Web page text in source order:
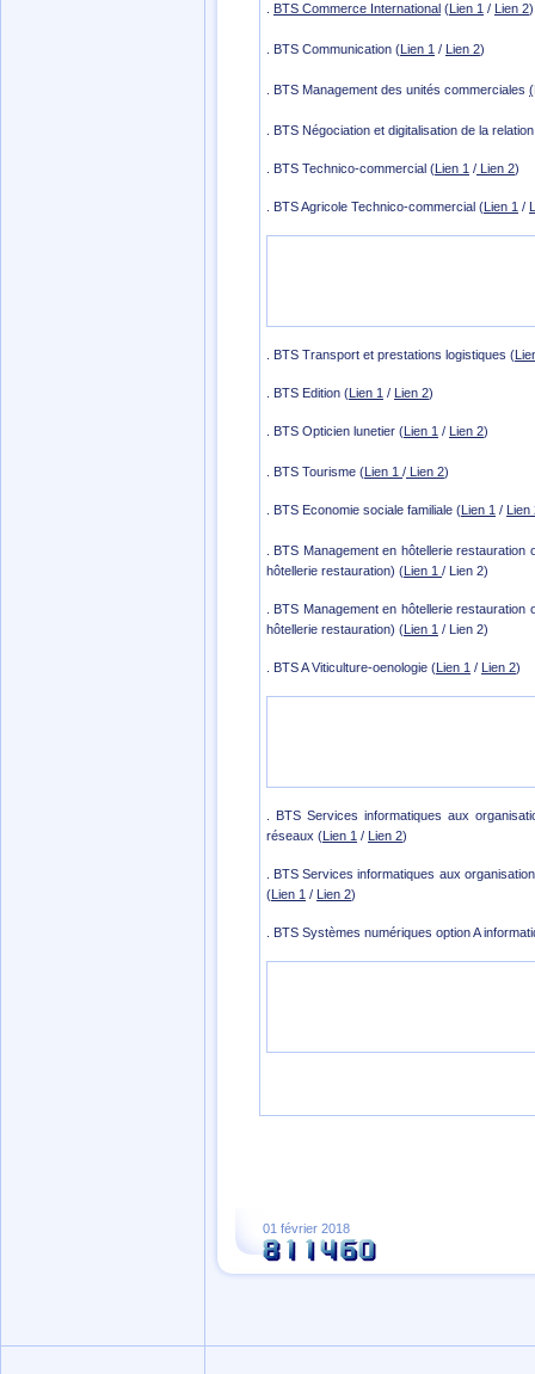
BTS Commerce International (Lien 1 / Lien 2)
. BTS Communication (Lien 1 / Lien 2)
. BTS Management des unités commerciales
. BTS Négociation et digitalisation de la
. BTS Technico-commercial (Lien 1 / Lien 2)
. BTS Agricole Technico-commercial (Lien 1 /
. BTS Transport et prestations logistiques (
. BTS Edition (Lien 1 / Lien 2)
. BTS Opticien lunetier (Lien 1 / Lien 2)
. BTS Tourisme (Lien 1 / Lien 2)
. BTS Economie sociale familiale (Lien 1 / Lien
. BTS Management en hôtellerie
hôtellerie restauration) (Lien 1 / Lien 2)
. BTS Management en hôtellerie
hôtellerie restauration) (Lien 1 / Lien 2)
. BTS A Viticulture-oenologie (Lien 1 / Lien 2)
. BTS Services informatiques aux
réseaux (Lien 1 / Lien 2)
. BTS Services informatiques aux
(Lien 1 / Lien 2)
. BTS Systèmes numériques option A
01 février 2018